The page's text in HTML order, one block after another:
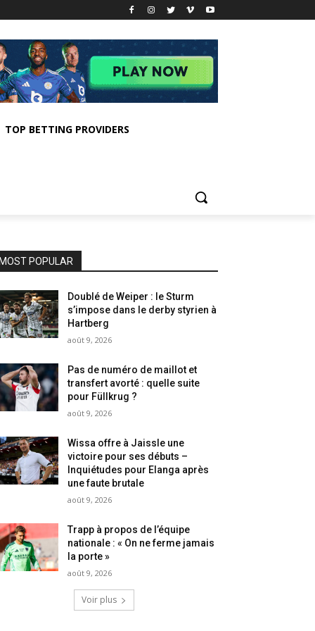
TOP BETTING PROVIDERS
MOST POPULAR
Doublé de Weiper : le Sturm
s’impose dans le derby styrien à
Hartberg
août 9, 2026
Pas de numéro de maillot et
transfert avorté : quelle suite
pour Füllkrug ?
août 9, 2026
Wissa offre à Jaissle une
victoire pour ses débuts –
Inquiétudes pour Elanga après
une faute brutale
août 9, 2026
Trapp à propos de l’équipe
nationale : « On ne ferme jamais
la porte »
août 9, 2026
Voir plus